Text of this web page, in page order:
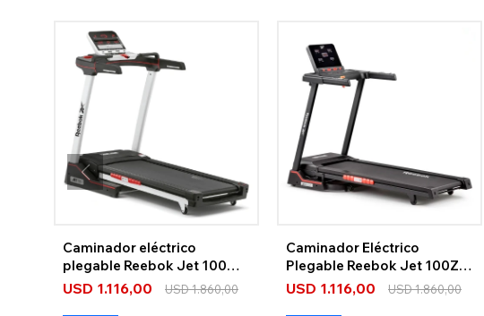
Caminador eléctrico
plegable Reebok Jet 100
Serie+ Bluetooth
USD 1.116,00 USD1.860,00
Caminador Eléctrico
Plegable Reebok Jet 100Z
2Hp 18 Km/H
USD 1.116,00 USD1.860,00